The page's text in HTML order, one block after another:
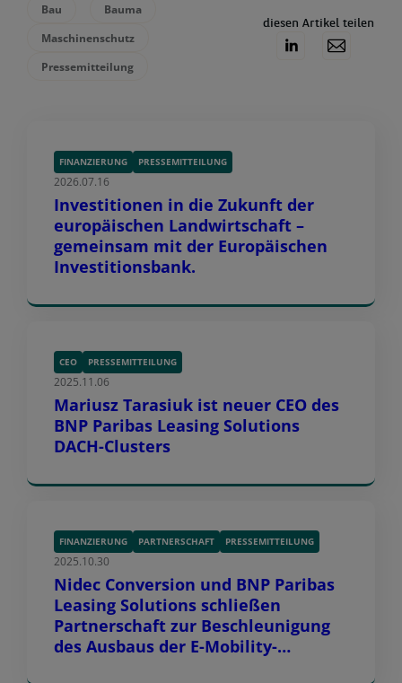
Bau
Bauma
Maschinenschutz
Pressemitteilung
diesen Artikel teilen
FINANZIERUNG PRESSEMITTEILUNG
2026.07.16
Investitionen in die Zukunft der
europäischen Landwirtschaft –
gemeinsam mit der Europäischen
Investitionsbank.
CEO PRESSEMITTEILUNG
2025.11.06
Mariusz Tarasiuk ist neuer CEO des
BNP Paribas Leasing Solutions
DACH-Clusters
FINANZIERUNG PARTNERSCHAFT PRESSEMITTEILUNG
2025.10.30
Nidec Conversion und BNP Paribas
Leasing Solutions schließen
Partnerschaft zur Beschleunigung
des Ausbaus der E-Mobility-